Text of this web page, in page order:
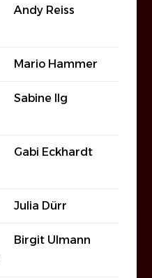
Andy Reiss
Mario Hammer
Sabine Ilg
Gabi Eckhardt
Julia Dürr
Birgit Ulmann